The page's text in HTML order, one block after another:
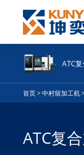
ATC
首页>中村留加工机
ATC复